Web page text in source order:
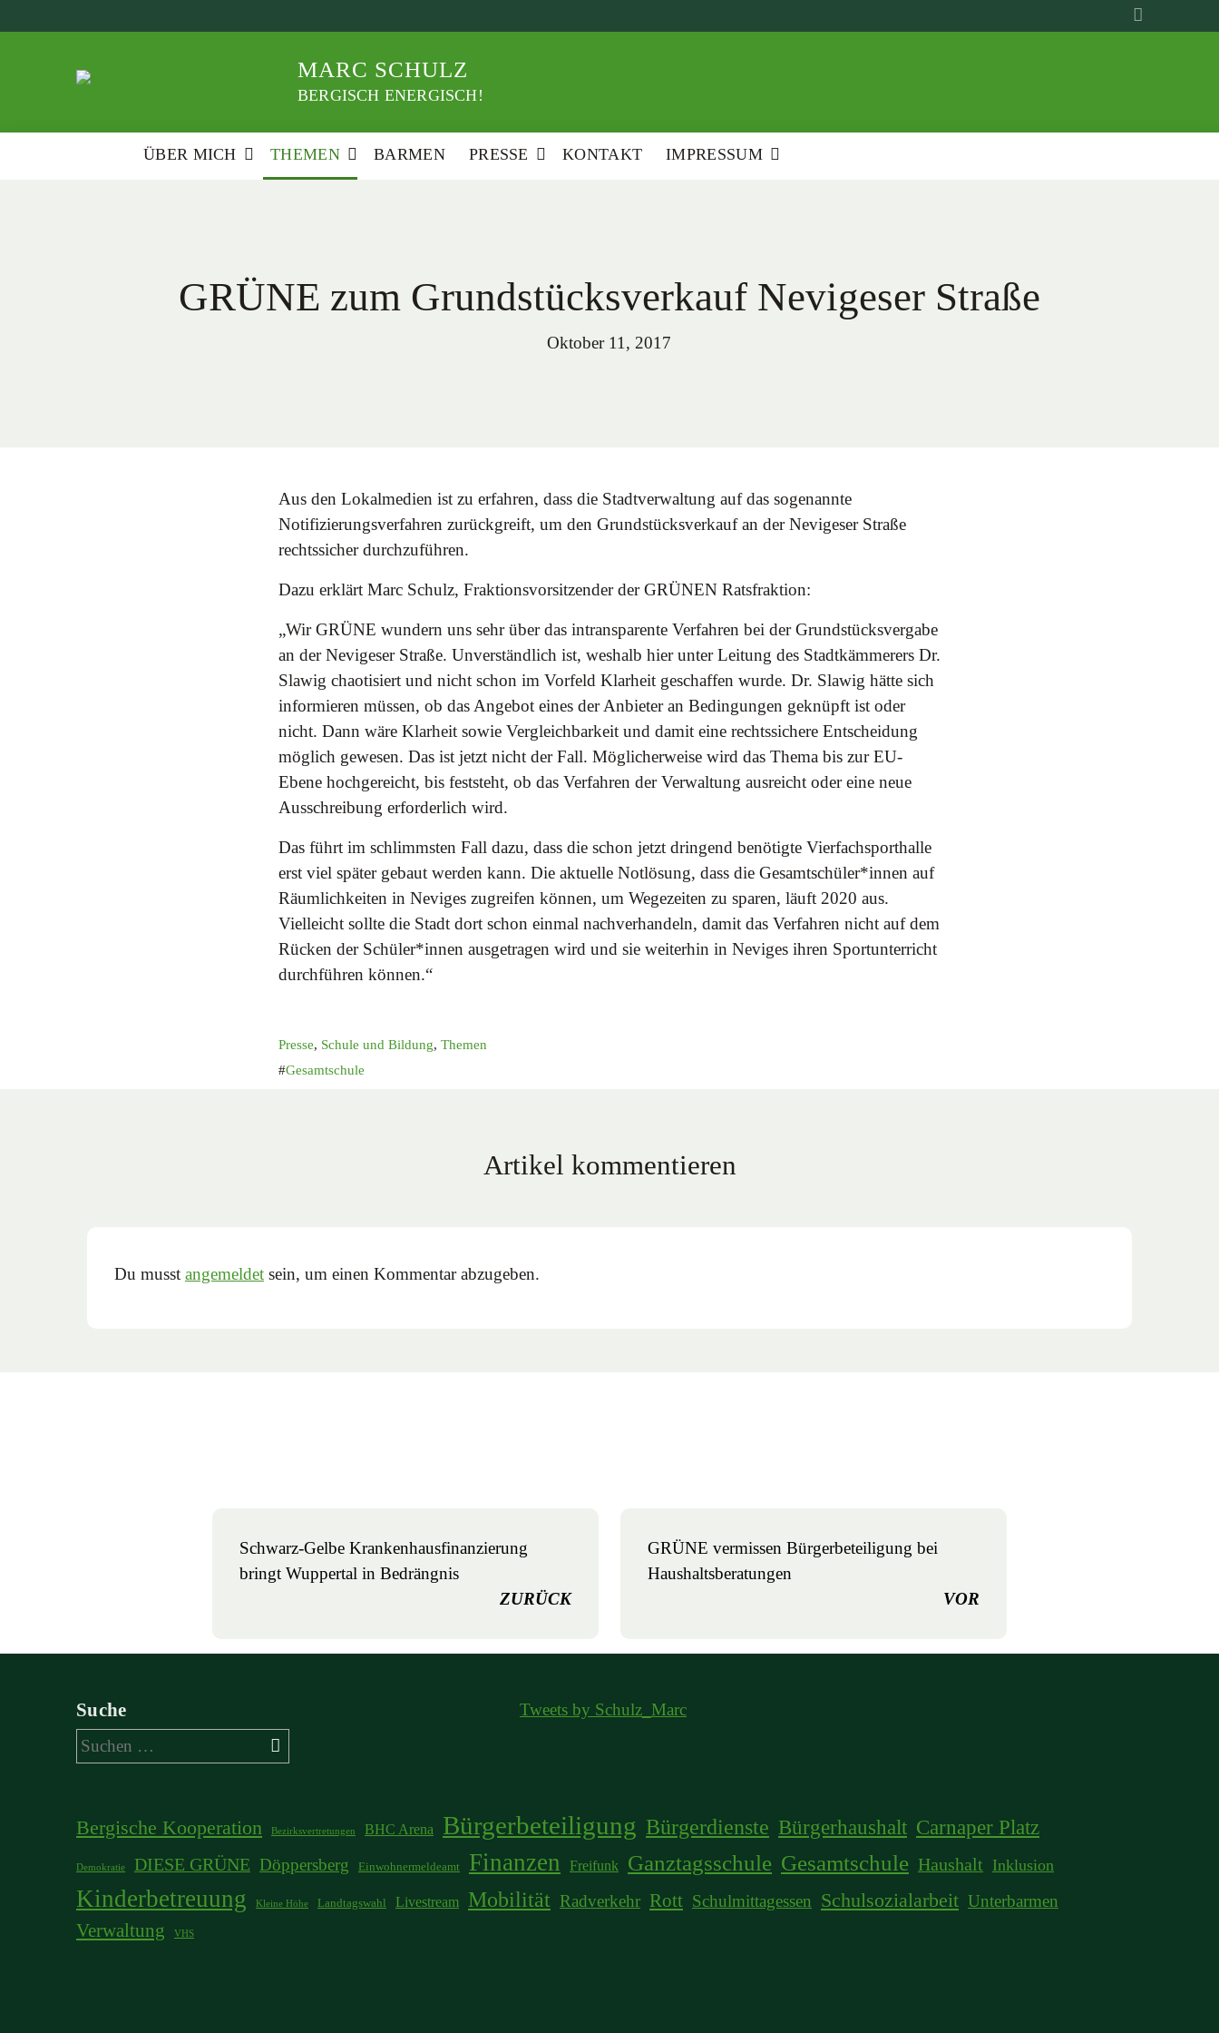
zum
MARC SCHULZ
BERGISCH ENERGISCH!
ÜBER MICH THEMEN BARMEN PRESSE KONTAKT IMPRESSUM
GRÜNE zum Grundstücksverkauf Nevigeser Straße
Oktober 11, 2017
Aus den Lokalmedien ist zu erfahren, dass die Stadtverwaltung auf das sogenannte
Notifizierungsverfahren zurückgreift, um den Grundstücksverkauf an der Nevigeser Straße
rechtssicher durchzuführen.
Dazu erklärt Marc Schulz, Fraktionsvorsitzender der GRÜNEN Ratsfraktion:
„Wir GRÜNE wundern uns sehr über das intransparente Verfahren bei der Grundstücksvergabe
an der Nevigeser Straße. Unverständlich ist, weshalb hier unter Leitung des Stadtkämmerers Dr.
Slawig chaotisiert und nicht schon im Vorfeld Klarheit geschaffen wurde. Dr. Slawig hätte sich
informieren müssen, ob das Angebot eines der Anbieter an Bedingungen geknüpft ist oder
nicht. Dann wäre Klarheit sowie Vergleichbarkeit und damit eine rechtssichere Entscheidung
möglich gewesen. Das ist jetzt nicht der Fall. Möglicherweise wird das Thema bis zur EU-
Ebene hochgereicht, bis feststeht, ob das Verfahren der Verwaltung ausreicht oder eine neue
Ausschreibung erforderlich wird.
Das führt im schlimmsten Fall dazu, dass die schon jetzt dringend benötigte Vierfachsporthalle
erst viel später gebaut werden kann. Die aktuelle Notlösung, dass die Gesamtschüler*innen auf
Räumlichkeiten in Neviges zugreifen können, um Wegezeiten zu sparen, läuft 2020 aus.
Vielleicht sollte die Stadt dort schon einmal nachverhandeln, damit das Verfahren nicht auf dem
Rücken der Schüler*innen ausgetragen wird und sie weiterhin in Neviges ihren Sportunterricht
durchführen können.“
Presse, Schule und Bildung, Themen
Gesamtschule
Artikel kommentieren
Du musst angemeldet sein, um einen Kommentar abzugeben.
Schwarz-Gelbe Krankenhausfinanzierung
bringt Wuppertal in Bedrängnis
ZURÜCK
GRÜNE vermissen Bürgerbeteiligung bei
Haushaltsberatungen
VOR
Suche
Suchen
nach:
Tweets by Schulz_Marc
Bergische Kooperation Bezirksvertretungen BHC Arena Bürgerbeteiligung Bürgerdienste Bürgerhaushalt Carnaper Platz
Demokratie DIESE GRÜNE Döppersberg Einwohnermeldeamt Finanzen Freifunk Ganztagsschule Gesamtschule Haushalt Inklusion
Kinderbetreuung Kleine Höhe Landtagswahl Livestream Mobilität Radverkehr Rott Schulmittagessen Schulsozialarbeit Unterbarmen
Verwaltung VHS